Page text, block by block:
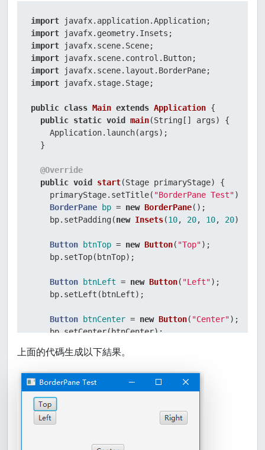
import
import
import
import
import
import javafx.stage.Stage;
public class Main extends Application {
public static void main(String[] args)
{
    Application.launch(args);
  }
@Override
public void start(Stage primaryStage)
{
    primaryStage.setTitle(
"BorderPane Test");
BorderPane
bp = new BorderPane();
    bp.setPadding(
new Insets(10, 20, 10, 20));
Button btnTop = new Button( "Top");
    bp.setTop(btnTop);
Button btnLeft = new Button( "Left");
    bp.setLeft(btnLeft);
Button btnCenter = new Button( "Center");
    bp.setCenter(btnCenter);
Button btnRight
Button btnBottom = new Button("Bottom"
    bp.setBottom(btnBottom);
    primaryStage.setScene(scene);
上面的代碼生成以下結果。